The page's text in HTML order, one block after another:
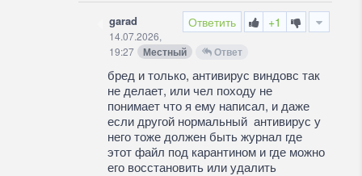
Ответить +1
garad
14.07.2026,
19:27
Местный Ответ
бред и только, антивирус виндовс так
не делает, или чел походу не
понимает что я ему написал, и даже
если другой нормальный антивирус у
него тоже должен быть журнал где
этот файл под карантином и где можно
его восстановить или удалить